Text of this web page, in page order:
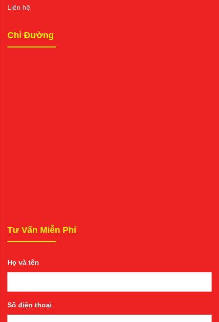
Liên hệ
Chỉ Đường
Tư Vấn Miễn Phí
Họ và tên
Số điện thoại